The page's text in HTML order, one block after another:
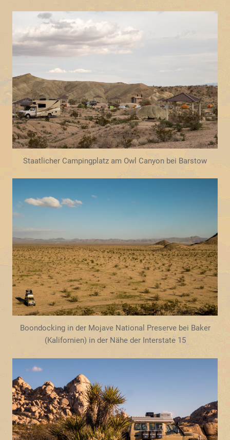
Staatlicher Campingplatz am Owl Canyon bei Barstow
Boondocking in der Mojave National Preserve bei Baker
(Kalifornien) in der Nähe der Interstate 15